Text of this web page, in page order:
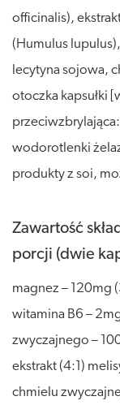
officinalis),
(Humulus
lecytyna sojowa,
otoczka kapsułki
wodorotlenki
produkty z soi,
Zawartość
porcji (dwie
magnez – 120mg
witamina B6 –
zwyczajnego –
ekstrakt (4:1)
chmielu